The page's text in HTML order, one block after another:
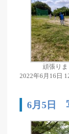
頑張りま
2022年6月16日
6月5日